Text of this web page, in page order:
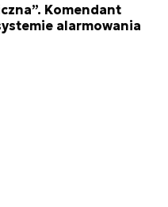
Komendant
alarmowania